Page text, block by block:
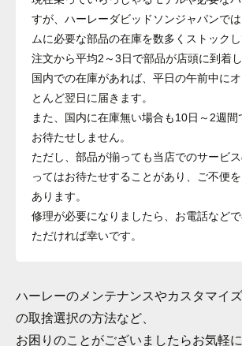
すが、ハーレーダビッドソンジャパンで
ムに必要な部品の在庫を数多くストックし
注文から平均2～3日で部品が店頭に到着し
国内での在庫があれば、平日の午前中に
とんど翌日に届きます。
また、国内に在庫無い場合も10日～2週
お待たせしません。
ただし、部品が揃っても当店でのサービ
ってはお待たせすることがあり、ご不便
あります。
修理が必要になりましたら、お電話など
ただければ幸いです。
ハーレーのメンテナンスやカスタマイ
の取捨選択の方法など、
お困りのことがございましたらお気軽